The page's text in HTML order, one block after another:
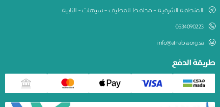
المنطقة الشرقية – محافظ القطيف – سيهات - النابية
0534090223
info@alnabia.org.sa
طريقة الدفع